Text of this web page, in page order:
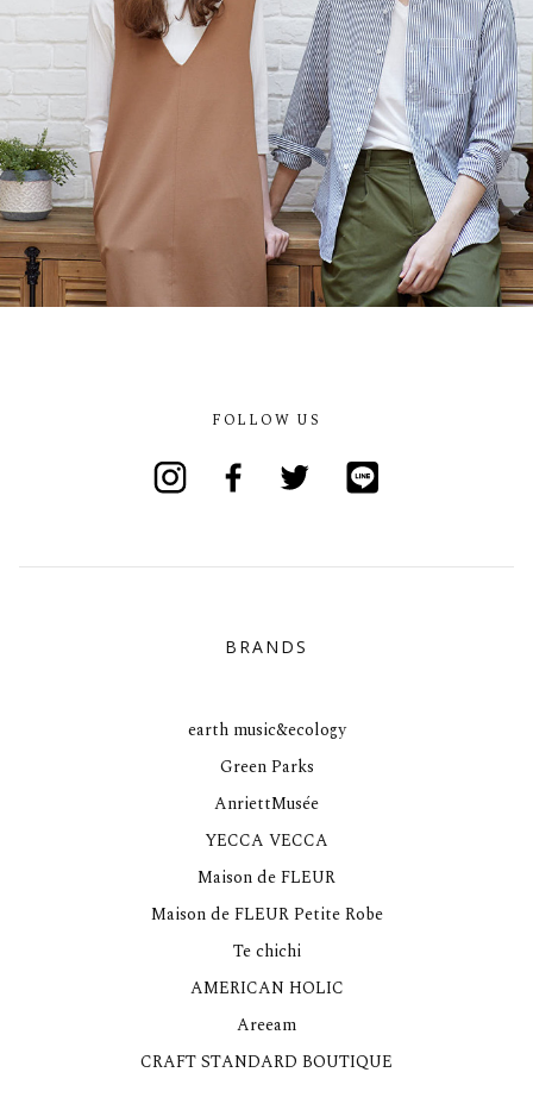
FOLLOW US
BRANDS
earth music&ecology
Green Parks
AnriettMusée
YECCA VECCA
Maison de FLEUR
Maison de FLEUR Petite Robe
Te chichi
AMERICAN HOLIC
Areeam
CRAFT STANDARD BOUTIQUE